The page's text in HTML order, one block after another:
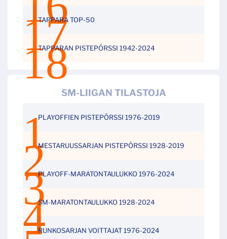
TAPPARA TOP-50
TAPPARAN PISTEPÖRSSI 1942-2024
SM-LIIGAN TILASTOJA
PLAYOFFIEN PISTEPÖRSSI 1976-2019
MESTARUUSSARJAN PISTEPÖRSSI 1928-2019
PLAYOFF-MARATONTAULUKKO 1976-2024
SM-MARATONTAULUKKO 1928-2024
RUNKOSARJAN VOITTAJAT 1976-2024